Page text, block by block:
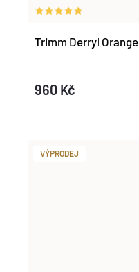
Trimm Derryl Orange
960 Kč
VÝPRODEJ